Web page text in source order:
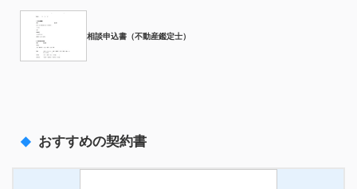
相談申込書（不動産鑑定士）
おすすめの契約書